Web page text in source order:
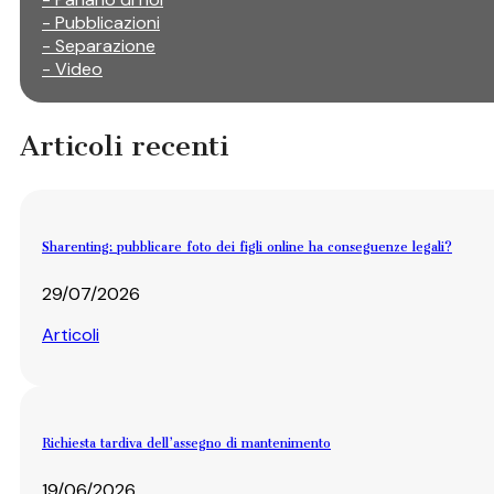
- Pubblicazioni
- Separazione
- Video
Articoli recenti
Sharenting: pubblicare foto dei figli online ha conseguenze legali?
29/07/2026
Articoli
Richiesta tardiva dell’assegno di mantenimento